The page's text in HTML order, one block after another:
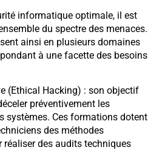
informatique optimale, il est
du spectre des menaces.
ainsi en plusieurs domaines
à une facette des besoins
(Ethical Hacking) : son objectif
préventivement les
systèmes. Ces formations dotent
des méthodes
réaliser des audits techniques